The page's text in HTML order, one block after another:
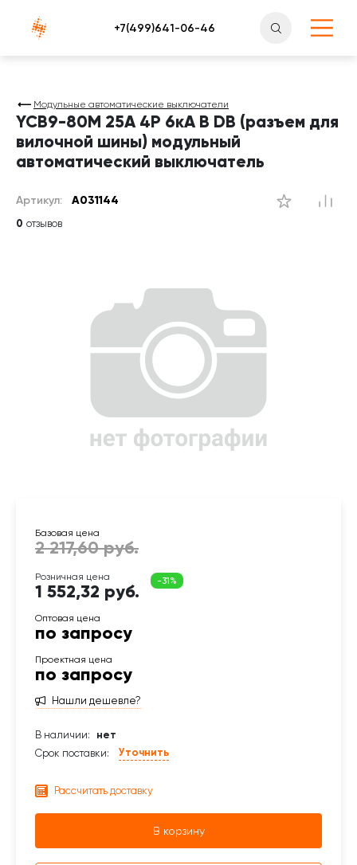
Атлантснаб
Модульные автоматические выключатели
YCB9-80M 25А 4P 6кА B DB (разъем для
вилочной шины) модульный
автоматический выключатель
Артикул: A031144
1 552,32 руб.
по запросу
по запросу
Нашли дешевле?
В наличии:
нет
Срок поставки:
Уточнить
Рассчитать доставку
В корзину